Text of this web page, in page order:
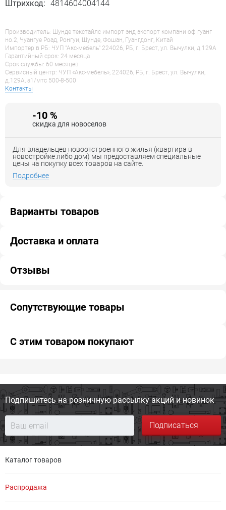
Штрихкод: 4814604004144
Производитель: Шунде текстайлс импорт энд экспорт компани оф гуанг
но.2, Чуангуе Роад, Ронгуи, Шунде, Фошан, Гуангдонг, Китай
Импортер в РБ: ЧУП "Акс-мебель" 224026, РБ, г. Брест, ул. Вычулки, д.129А
Гарантийный срок: 24 месяца
Срок службы: 60 месяцев
Сервисный центр: ЧУП «Акс-мебель», 224026, РБ, г. Брест, ул. Вычулки,
д.129А, a1/мтс 500-8-500
Контакты
-10 %
скидка для новоселов
Для владельцев новоотстроенного жилья (квартира в
новостройке либо дом) мы предоставляем специальные
цены на покупку всех товаров на сайте.
Подробнее
Варианты товаров
Доставка и оплата
Отзывы
Сопутствующие товары
С этим товаром покупают
Подпишитесь на розничную рассылку акций и новинок
Подписаться
Каталог товаров
Распродажа